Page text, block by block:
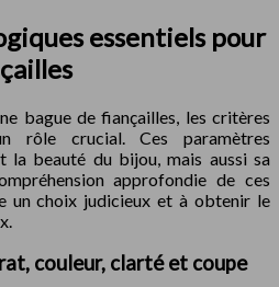
essentiels pour
bague de fiançailles, les critères
rôle crucial. Ces paramètres
la beauté du bijou, mais aussi sa
approfondie de ces
un choix judicieux et à obtenir le
couleur, clarté et coupe